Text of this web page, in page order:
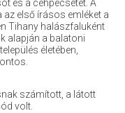
és a céhpecsétet. A
első írásos emléket a
Tihany halászfaluként
alapján a balatoni
életében,
számított, a látott
volt.